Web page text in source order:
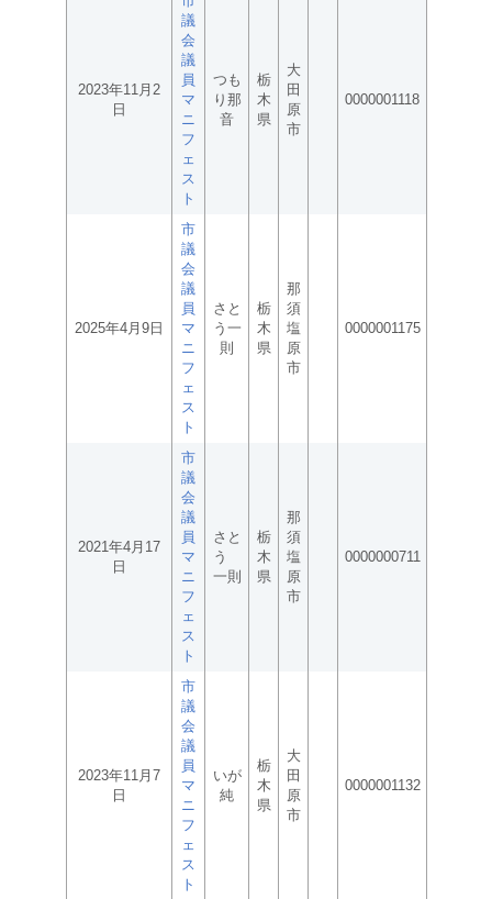
2023年11月2
日
議
会
議
員
マ
ニ
フ
ェ
ス
ト
つも
り那
音
栃
木
県
大
田
原
市
0000001118
2025年4月9日
市
議
会
議
員
マ
ニ
フ
ェ
ス
ト
さと
う一
則
栃
木
県
那
須
塩
原
市
0000001175
2021年4月17
日
市
議
会
議
員
マ
ニ
フ
ェ
ス
ト
さと
う
一則
栃
木
県
那
須
塩
原
市
0000000711
2023年11月7
日
市
議
会
議
員
マ
ニ
フ
ェ
ス
ト
いが
純
栃
木
県
大
田
原
市
0000001132